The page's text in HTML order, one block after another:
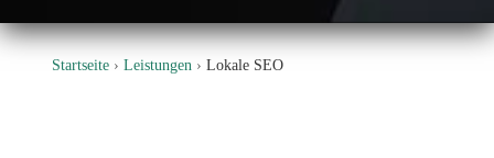
Startseite › Leistungen › Lokale SEO